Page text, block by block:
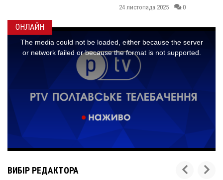
24 листопада 2025 0
ОНЛАЙН
ВИБІР РЕДАКТОРА